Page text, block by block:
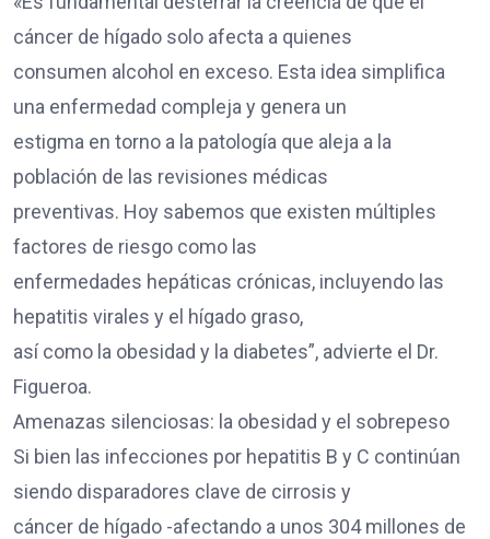
cáncer de hígado solo afecta a quienes
consumen alcohol en exceso. Esta idea simplifica
una enfermedad compleja y genera un
estigma en torno a la patología que aleja a la
población de las revisiones médicas
preventivas. Hoy sabemos que existen múltiples
factores de riesgo como las
enfermedades hepáticas crónicas, incluyendo las
hepatitis virales y el hígado graso,
así como la obesidad y la diabetes”, advierte el Dr.
Figueroa.
Amenazas silenciosas: la obesidad y el sobrepeso
Si bien las infecciones por hepatitis B y C continúan
siendo disparadores clave de cirrosis y
cáncer de hígado -afectando a unos 304 millones de